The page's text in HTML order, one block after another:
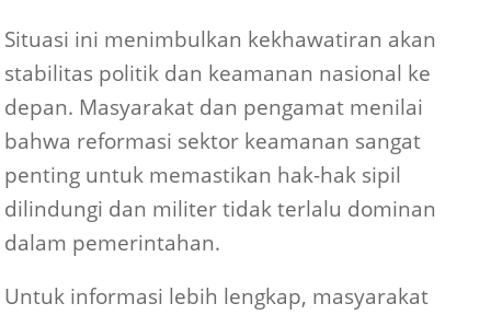
Situasi ini menimbulkan kekhawatiran akan
stabilitas politik dan keamanan nasional ke
depan. Masyarakat dan pengamat menilai
bahwa reformasi sektor keamanan sangat
penting untuk memastikan hak-hak sipil
dilindungi dan militer tidak terlalu dominan
dalam pemerintahan.
Untuk informasi lebih lengkap, masyarakat